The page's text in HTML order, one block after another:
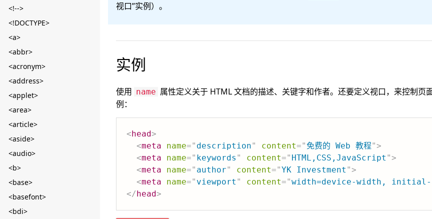
<!-->
<!DOCTYPE>
<a>
<abbr>
<acronym>
<address>
<applet>
<area>
<article>
<aside>
<audio>
<b>
<base>
<basefont>
<bdi>
视口”实例）。
实例
使用 name 属性定义关于 HTML 文档的描述、关键字和作者。还要定义视口，来控制页
例：
<head>
<meta name=" description" content=" 免费的 Web 教程">
<meta name=" keywords " content=" HTML,CSS,JavaScript ">
<meta name=" author" content="YK Investment ">
<meta name=" viewport " content="width=device-width, initial-
</head>